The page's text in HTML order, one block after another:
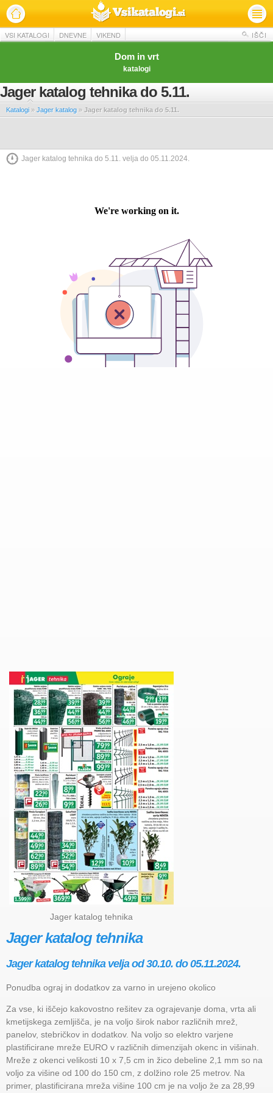
VSI KATALOGI DNEVNE VIKEND IŠČI
Dom in vrt
katalogi
Jager katalog tehnika do 5.11.
Katalogi » Jager katalog » Jager katalog tehnika do 5.11.
Jager katalog tehnika do 5.11. velja do 05.11.2024.
Jager katalog tehnika
Jager katalog tehnika
Jager katalog tehnika velja od 30.10. do 05.11.2024.
Ponudba ograj in dodatkov za varno in urejeno okolico
Za vse, ki iščejo kakovostno rešitev za ograjevanje doma, vrta ali
kmetijskega zemljišča, je na voljo širok nabor različnih mrež,
panelov, stebričkov in dodatkov. Na voljo so elektro varjene
plastificirane mreže EURO v različnih dimenzijah okenc in višinah.
Mreže z okenci velikosti 10 x 7,5 cm in žico debeline 2,1 mm so na
voljo za višine od 100 do 150 cm, z dolžino role 25 metrov. Na
primer, plastificirana mreža višine 100 cm je na voljo že za 28,99